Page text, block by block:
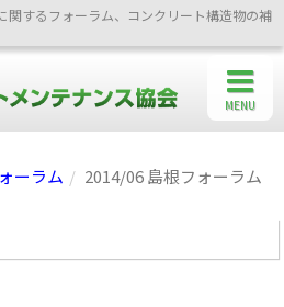
関するフォーラム、コンクリート構造物の補
ーラム 2014/06 島根フォーラム
MENU